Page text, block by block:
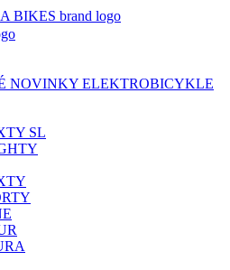
NOVINKY ELEKTROBICYKLE
SL